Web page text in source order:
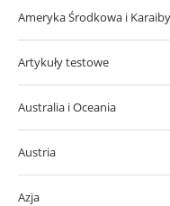
Ameryka Środkowa i Karaiby
Artykuły testowe
Australia i Oceania
Austria
Azja